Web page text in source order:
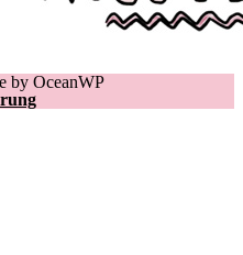
by OceanWP